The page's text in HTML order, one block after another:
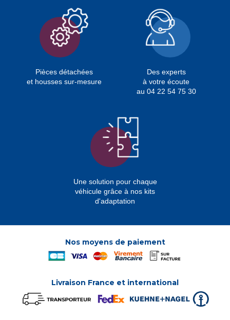
Pièces détachées
et housses sur-mesure
Des experts
à votre écoute
au 04 22 54 75 30
Une solution pour chaque
véhicule grâce à nos kits
d'adaptation
Nos moyens de paiement
Livraison France et international